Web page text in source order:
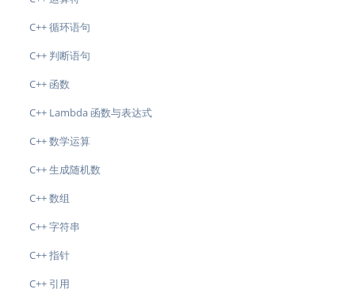
C++ 循环语句
C++ 判断语句
C++ 函数
C++ Lambda 函数与表达式
C++ 数学运算
C++ 生成随机数
C++ 数组
C++ 字符串
C++ 指针
C++ 引用